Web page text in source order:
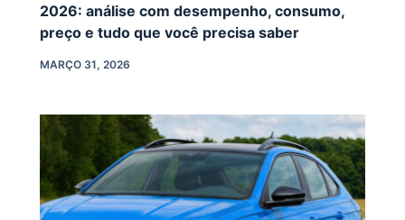
2026: análise com desempenho, consumo,
preço e tudo que você precisa saber
MARÇO 31, 2026